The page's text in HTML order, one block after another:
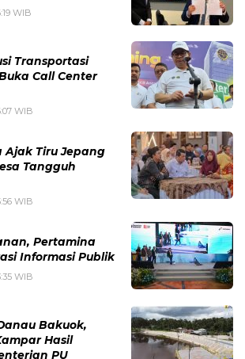
WIB
Transportasi
Call Center
WIB
Ajak Tiru Jepang
Tangguh
WIB
Pertamina
Informasi Publik
WIB
Bakuok,
Hasil
PU